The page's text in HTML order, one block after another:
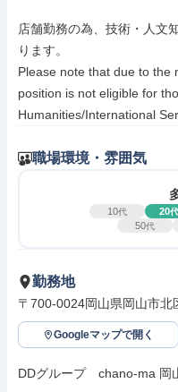
店舗勤務の為、技術・人文
ります。
Please note that due to the
position is not eligible for
Humanities/International
職場環境・雰囲気
10代 20代
50代
勤務地
〒700-0024岡山県岡山市
Googleマップで開く
DDグループ　chano-ma 岡